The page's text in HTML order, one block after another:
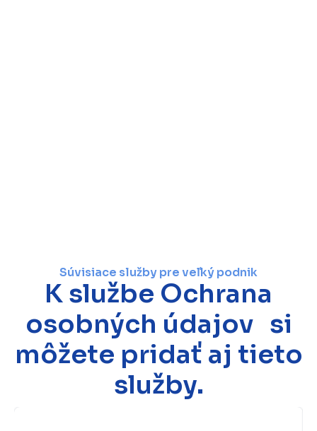
Súvisiace služby pre veľký podnik
K službe Ochrana
osobných údajov si
môžete pridať aj tieto
služby.